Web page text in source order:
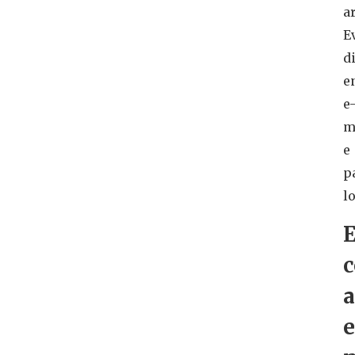
e-
e
a